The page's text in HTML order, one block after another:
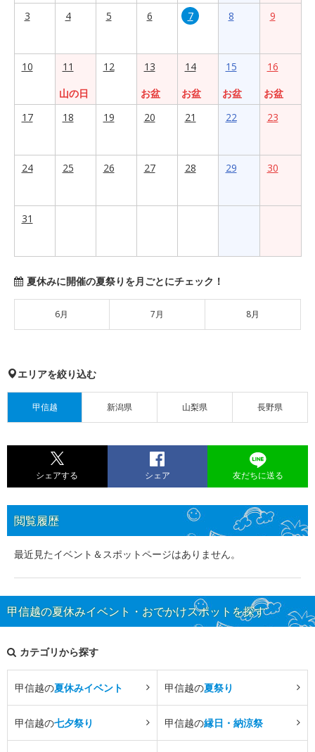
3 4 5 6 7 8 9
10
11
山の日
12
13
お盆
14
お盆
15
お盆
16
お盆
17
18 19 20 21 22 23
24 25 26 27 28 29 30
31
夏休みに開催の夏祭りを月ごとにチェック！
6月 7月 8月
エリアを絞り込む
甲信越 新潟県 山梨県 長野県
シェアする シェア 友だちに送る
閲覧履歴
最近見たイベント＆スポットページはありません。
甲信越の夏休みイベント・おでかけスポットを探す
カテゴリから探す
甲信越の夏休みイベント 甲信越の夏祭り
甲信越の七夕祭り 甲信越の縁日・納涼祭